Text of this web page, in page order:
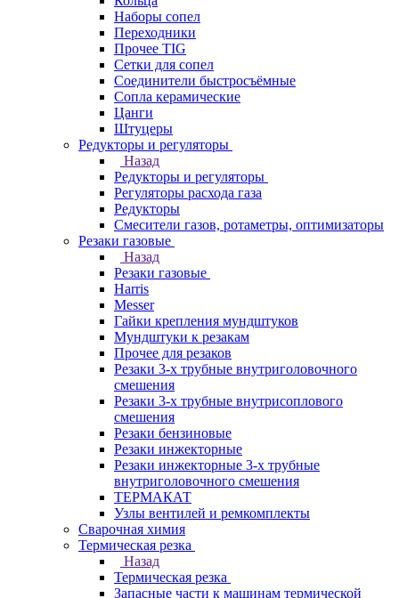
Наборы сопел
Переходники
Прочее TIG
Сетки для сопел
Соединители быстросъёмные
Сопла керамические
Цанги
Штуцеры
Редукторы и регуляторы
Назад
Редукторы и регуляторы
Регуляторы расхода газа
Редукторы
Смесители газов, ротаметры, оптимизаторы
Резаки газовые
Назад
Резаки газовые
Harris
Messer
Гайки крепления мундштуков
Мундштуки к резакам
Прочее для резаков
Резаки 3-х трубные внутриголовочного
смешения
Резаки 3-х трубные внутрисоплового
смешения
Резаки бензиновые
Резаки инжекторные
Резаки инжекторные 3-х трубные
внутриголовочного смешения
ТЕРМАКАТ
Узлы вентилей и ремкомплекты
Сварочная химия
Термическая резка
Назад
Термическая резка
Запасные части к машинам термической